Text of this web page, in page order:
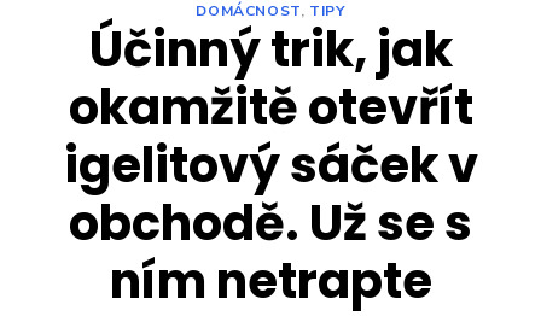
DOMÁCNOST, TIPY
Účinný trik, jak
okamžitě otevřít
igelitový sáček v
obchodě. Už se s
ním netrapte